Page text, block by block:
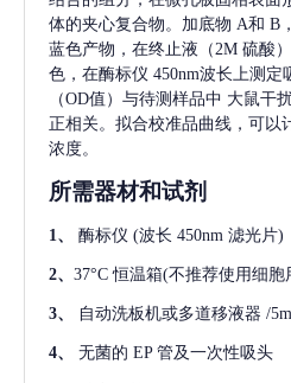
体的夹心复合物。加底物 A和 B
蓝色产物，在终止液（2M 硫酸
色，在酶标仪 450nm波长上测
（OD值）与待测样品中 大鼠干
正相关。拟合校准品曲线，可以
浓度。
所需器材和试剂
1、 酶标仪 (波长 450nm 滤光片)
2、 37°C 恒温箱(不推荐使用细胞
3、 自动洗板机或多道移液器 /
4、 无菌的 EP 管及一次性吸头